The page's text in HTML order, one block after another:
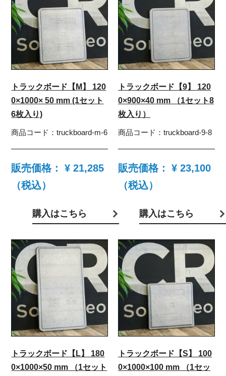
トラックボード【M】 120
0×1000× 50 mm (1セット
6枚入り)
商品コード：truckboard-m-6
販売価格：
¥ 21,285
（税込）
購入はこちら
トラックボード【9】 120
0×900×40 mm （1セット8
枚入り）
商品コード： truckboard-9-8
販売価格：
¥ 23,100
（税込）
購入はこちら
トラックボード【L】 180
0×1000×50 mm （1セット
トラックボード【S】 100
0×1000×100 mm （1セッ